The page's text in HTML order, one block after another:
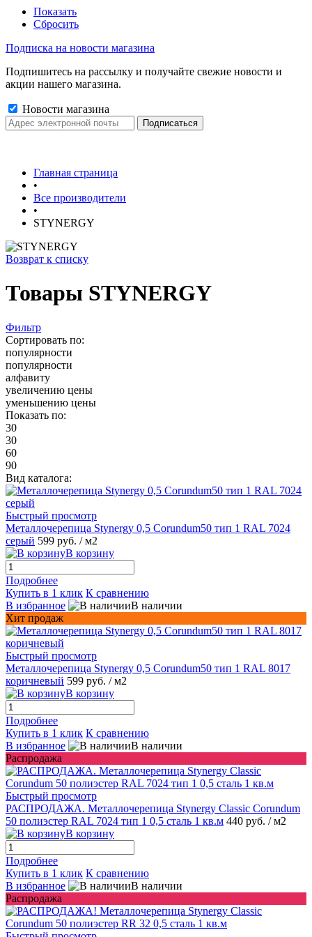
Показать
Сбросить
Подписка на новости магазина
Подпишитесь на рассылку и получайте свежие новости и
акции нашего магазина.
Новости магазина
Главная страница
•
Все производители
•
STYNERGY
Возврат к списку
Товары STYNERGY
Фильтр
Сортировать по:
популярности
популярности
алфавиту
увеличению цены
уменьшению цены
Показать по:
30
30
60
90
Вид каталога:
Быстрый просмотр
Металлочерепица Stynergy 0,5 Corundum50 тип 1 RAL 7024
серый 599 руб. / м2
В корзину
Подробнее
Купить в 1 клик К сравнению
В избранное
В наличии
Хит продаж
Быстрый просмотр
Металлочерепица Stynergy 0,5 Corundum50 тип 1 RAL 8017
коричневый 599 руб. / м2
В корзину
Подробнее
Купить в 1 клик К сравнению
В избранное
В наличии
Распродажа
Быстрый просмотр
РАСПРОДАЖА. Металлочерепица Stynergy Classic Corundum
50 полиэстер RAL 7024 тип 1 0,5 сталь 1 кв.м 440 руб. / м2
В корзину
Подробнее
Купить в 1 клик К сравнению
В избранное
В наличии
Распродажа